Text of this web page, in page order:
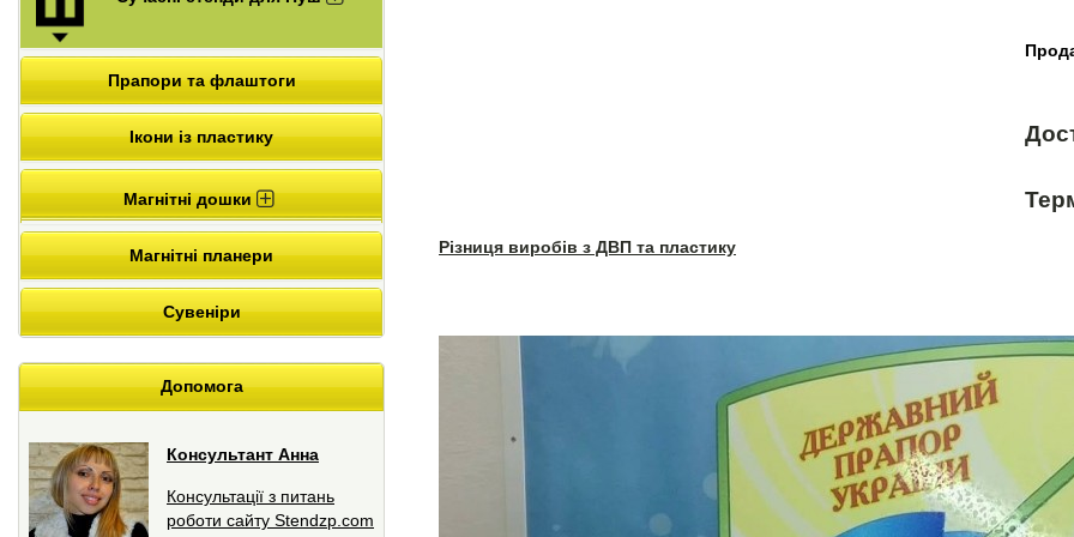
Прапори та флаштоги
Ікони із пластику
Магнітні дошки
Магнітні планери
Сувеніри
Допомога
Консультант Анна
Консультації з питань
роботи сайту Stendzp.com
Різниця виробів з ДВП та пластику